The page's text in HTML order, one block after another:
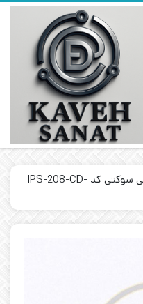
سنسور القایی سوکتی کد IPS-208-CD-